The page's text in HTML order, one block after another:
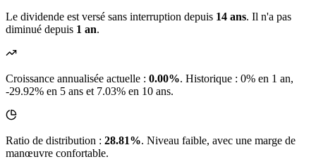
Le dividende est versé sans interruption depuis 14 ans. Il n'a pas
diminué depuis 1 an.
Croissance annualisée actuelle : 0.00%. Historique : 0% en 1 an,
-29.92% en 5 ans et 7.03% en 10 ans.
Ratio de distribution : 28.81%. Niveau faible, avec une marge de
manœuvre confortable.